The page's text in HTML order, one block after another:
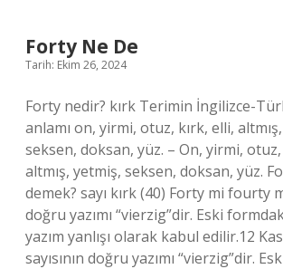
Forty Ne De
Tarih: Ekim 26, 2024
Forty nedir? kırk Terimin İngilizce-
anlamı on, yirmi, otuz, kırk, elli,
seksen, doksan, yüz. – On, yirmi, otuz,
altmış, yetmiş, seksen, doksan, yüz.
demek? sayı kırk (40) Forty mi fourty
doğru yazımı “vierzig”dir. Eski
yazım yanlışı olarak kabul edilir.12
sayısının doğru yazımı “vierzig”dir.